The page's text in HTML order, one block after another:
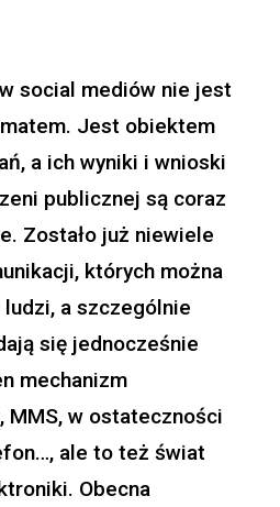
social mediów nie jest
Jest obiektem
a ich wyniki i wnioski
publicznej są coraz
Zostało już niewiele
których można
a szczególnie
się jednocześnie
mechanizm
MMS, w ostateczności
ale to też świat
Obecna